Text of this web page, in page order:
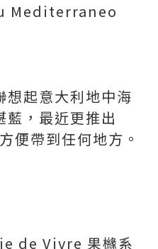
Mediterraneo
想起意大利地中海
藍，最近更推出
便帶到任何地方。
de Vivre 果櫞系